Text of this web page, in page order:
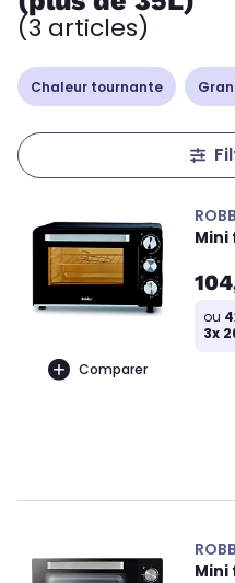
(3 articles)
Chaleur tournante
Comparer
Mini
ou
3x
Mini